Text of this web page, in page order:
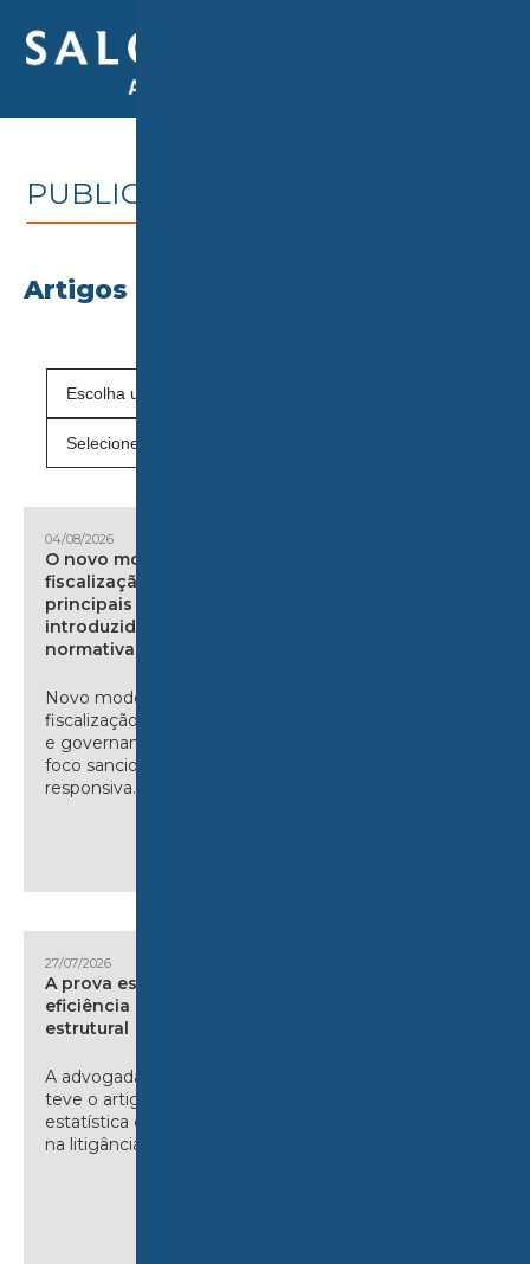
PUBLICAÇÕES
Artigos
04/08/2026
O novo modelo de
fiscalização da ANS e as
principais alterações
introduzidas pelas resoluções
normativas 657/25 e 658/25
Novo modelo da ANS prioriza
fiscalização por risco, prevenção
e governança, substituindo o
foco sancionador por atuação
responsiva. I. Introdução...
27/07/2026
A prova estatística em prol da
eficiência na litigância
estrutural
A advogada Ana Carolina Couto
teve o artigo “A prova
estatística em prol da eficiência
na litigância estrutural”, do qual...